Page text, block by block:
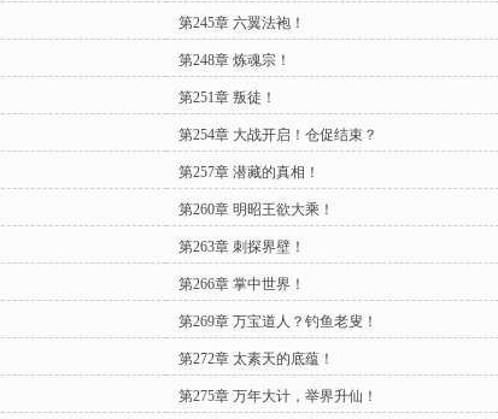
第245章 六翼法袍！
第248章 炼魂宗！
第251章 叛徒！
第254章 大战开启！仓促结束？
第257章 潜藏的真相！
第260章 明昭王欲大乘！
第263章 刺探界壁！
第266章 掌中世界！
第269章 万宝道人？钓鱼老叟！
第272章 太素天的底蕴！
第275章 万年大计，举界升仙！